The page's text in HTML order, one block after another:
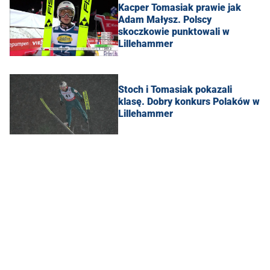
Kacper Tomasiak prawie jak
Adam Małysz. Polscy
skoczkowie punktowali w
Lillehammer
Stoch i Tomasiak pokazali
klasę. Dobry konkurs Polaków w
Lillehammer